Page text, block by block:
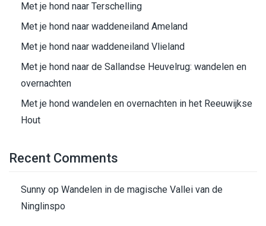
Met je hond naar Terschelling
Met je hond naar waddeneiland Ameland
Met je hond naar waddeneiland Vlieland
Met je hond naar de Sallandse Heuvelrug: wandelen en
overnachten
Met je hond wandelen en overnachten in het Reeuwijkse
Hout
Recent Comments
Sunny op Wandelen in de magische Vallei van de
Ninglinspo